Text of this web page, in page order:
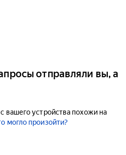
отправляли вы, а
вашего устройства похожи на
могло произойти?